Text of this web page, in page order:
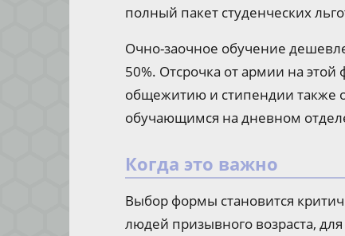
полный пакет студенческих
Очно-заочное обучение
50%. Отсрочка от армии на
общежитию и стипендии также
обучающимся на дневном
Когда это важно
Выбор формы становится
людей призывного возраста,